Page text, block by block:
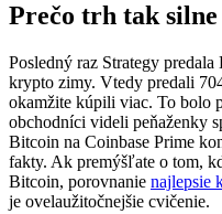
Prečo trh tak
Posledný raz Strategy
krypto zimy. Vtedy predali
okamžite kúpili viac. To bolo
obchodníci videli peňaženky
Bitcoin na Coinbase Prime
fakty. Ak premýšľate o tom,
Bitcoin, porovnanie najlepsie
je ovelaužitočnejšie cvičenie.